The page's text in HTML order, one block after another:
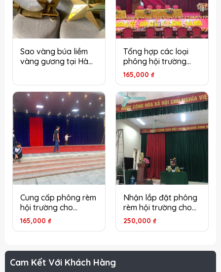
Cam Kết Với Khách Hàng
Sao vàng búa liềm
vàng gương tại Hà
Tổng hợp các loại
phông hội trường
cho văn phòng nhà
nước tại Hà Nội
165,000 ₫
Cung cấp phông rèm
hội trường cho
trường mầm non tại
Hà Nội
165,000 ₫
Nhận lắp đặt phông
rèm hội trường cho
văn phòng hội nghị
tại Hà Nội
250,000 ₫